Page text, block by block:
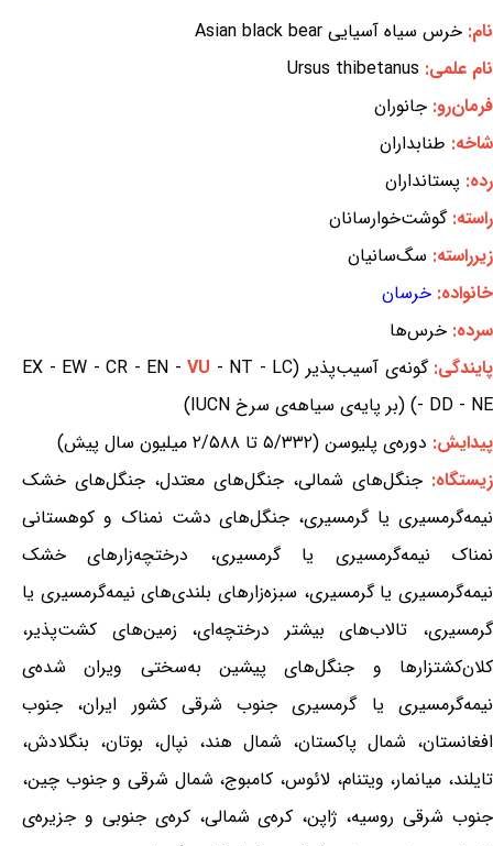
نام: خرس سیاه آسیایی Asian black bear
نام علمی: Ursus thibetanus
فرمان‌رو: جانوران
شاخه: طنابداران
رده: پستانداران
راسته:گوشت‌خوارسانان
زیرراسته: سگ‌سانیان
خانواده: خرسان
سرده: خرس‌ها
پایندگی:گونه‌ی آسیب‌پذیر (EX - EW - CR - EN - VU - NT - LC
- DD - NE) (بر پایه‌ی سیاهه‌ی سرخ IUCN)
پیدایش: دوره‌ی پلیوسن (۵/۳۳۲ تا ۲/۵۸۸ میلیون سال پیش)
زیستگاه: جنگل‌های شمالی، جنگل‌های معتدل، جنگل‌های خشک
نیمه‌گرمسیری یا گرمسیری، جنگل‌های دشت نمناک و کوهستانی
نمناک نیمه‌گرمسیری یا گرمسیری، درختچه‌زارهای خشک
نیمه‌گرمسیری یا گرمسیری، سبزه‌زارهای بلندی‌های نیمه‌گرمسیری یا
گرمسیری، تالاب‌های بیشتر درختچه‌ای، زمین‌های کشت‌پذیر،
کلان‌کشتزارها و جنگل‌های پیشین به‌سختی ویران شده‌ی
نیمه‌گرمسیری یا گرمسیری جنوب شرقی کشور ایران، جنوب
افغانستان، شمال پاکستان، شمال هند، نپال، بوتان، بنگلادش،
تایلند، میانمار، ویتنام، لائوس، کامبوج، شمال شرقی و جنوب چین،
جنوب شرقی روسیه، ژاپن، کره‌ی شمالی، کره‌ی جنوبی و جزیره‌ی